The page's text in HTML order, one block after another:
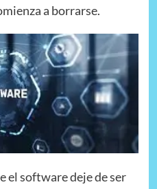
a borrarse.
el software deje de ser